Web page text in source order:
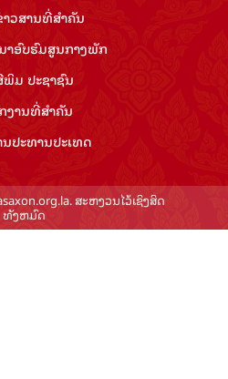
ວ​ສານ​ທີ່​ສຳ​ຄັນ​
າອົບຮົມ​ສູນ​ກາງ​ພັກ
ມ ປະ​ຊາ​ຊົນ
ງານ​ທີ່​ສຳ​ຄັນ
ປະ​ທານ​ປະ​ເທດ
ສະຫງວນໄວ້ເຊິງສິດ
ທັງຫມົດ